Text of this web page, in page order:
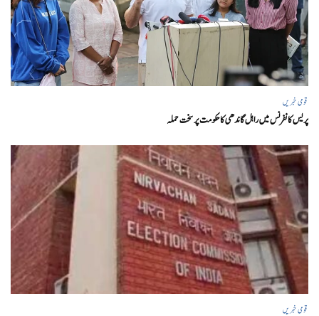
قومی خبریں
پریس کانفرنس میں راہل گاندھی کا حکومت پر سخت حملہ
قومی خبریں